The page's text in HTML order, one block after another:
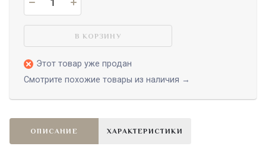
В КОРЗИНУ
Этот товар уже продан
Смотрите похожие товары из наличия →
ОПИСАНИЕ ХАРАКТЕРИСТИКИ